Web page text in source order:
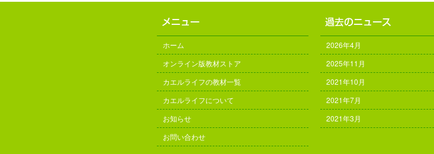
ホーム
オンライン版教材ストア
カエルライフの教材一覧
カエルライフについて
お知らせ
お問い合わせ
2026年4月
2025年11月
2021年10月
2021年7月
2021年3月